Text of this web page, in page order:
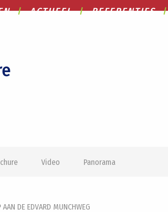
ACTUEEL REFERENTIES
Video Panorama
DE EDVARD MUNCHWEG